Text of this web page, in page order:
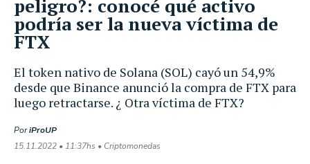
El token nativo de Solana (SOL) cayó un 54,9%
desde que Binance anunció la compra de FTX para
luego retractarse. ¿ Otra víctima de FTX?
PoriProUP
15.11.2022 • 11:37hs • Criptomonedas
peligro?: conocé qué activo
podría ser la nueva víctima de
FTX